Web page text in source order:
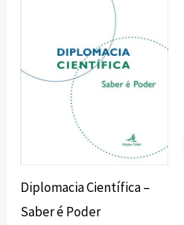
Diplomacia Científica –
Saber é Poder